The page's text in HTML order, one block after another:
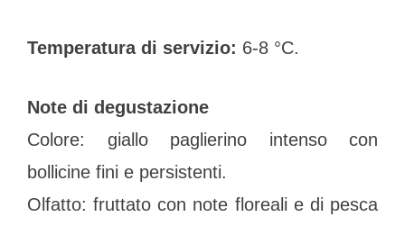
Temperatura di servizio: 6-8 °C.
Note di degustazione
Colore: giallo paglierino intenso con
bollicine fini e persistenti.
Olfatto: fruttato con note floreali e di pesca